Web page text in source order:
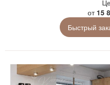
от 15
Быстрый